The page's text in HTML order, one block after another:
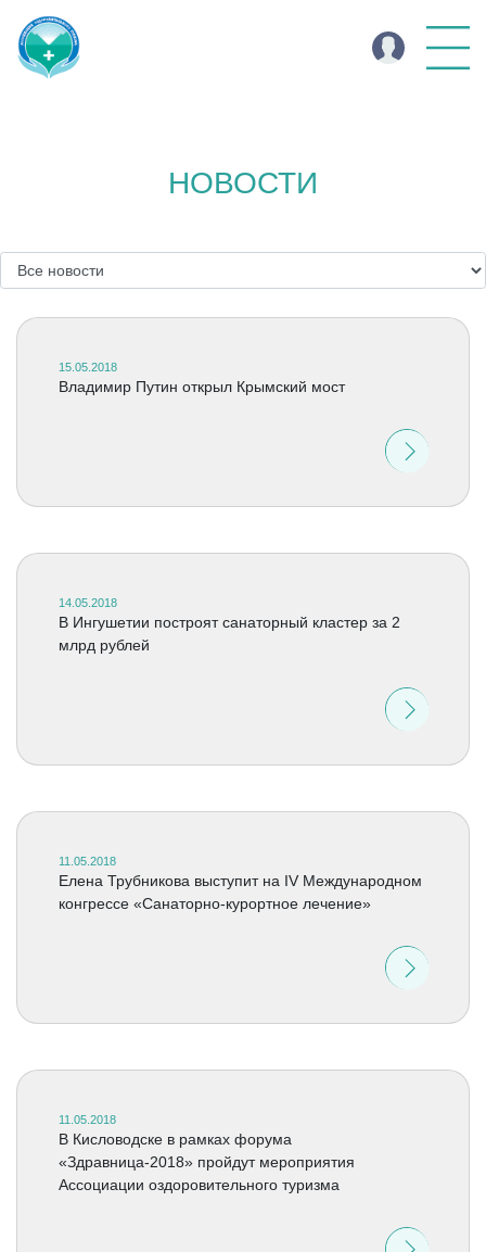
НОВОСТИ
15.05.2018
Владимир Путин открыл Крымский мост
14.05.2018
В Ингушетии построят санаторный кластер за 2
млрд рублей
11.05.2018
Елена Трубникова выступит на IV Международном
конгрессе «Санаторно-курортное лечение»
11.05.2018
В Кисловодске в рамках форума
«Здравница-2018» пройдут мероприятия
Ассоциации оздоровительного туризма